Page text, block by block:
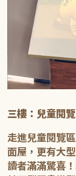
三樓：兒童閱
走進兒童閱覽
面屋，更有大
讀者滿滿驚喜